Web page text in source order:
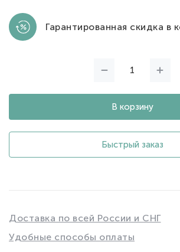
Гарантированная скидка в
В корзину
Быстрый заказ
Доставка по всей России и СНГ
Удобные способы оплаты